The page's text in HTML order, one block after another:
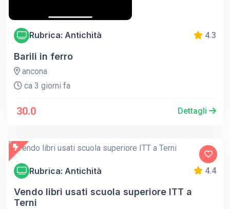
Rubrica: Antichità 4.3
Barili in ferro
ancona
ca 3 giorni fa
30.0 Dettagli
Rubrica: Antichità 4.4
Vendo libri usati scuola superiore ITT a
Terni